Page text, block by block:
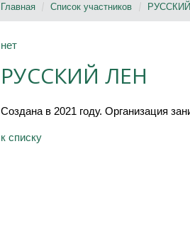
Главная Список участников
нет
РУССКИЙ ЛЕН
Создана в 2021 году. Организация
к спиcку